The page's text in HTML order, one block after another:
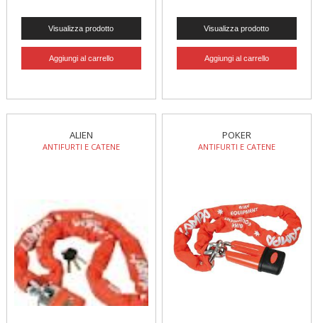
ALIEN
ANTIFURTI E CATENE
POKER
ANTIFURTI E CATENE